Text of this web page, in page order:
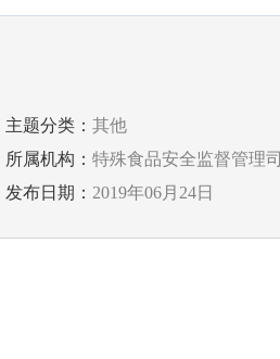
主题分类： 其他
所属机构： 特殊食品安全监督管理司
发布日期： 2019年06月24日